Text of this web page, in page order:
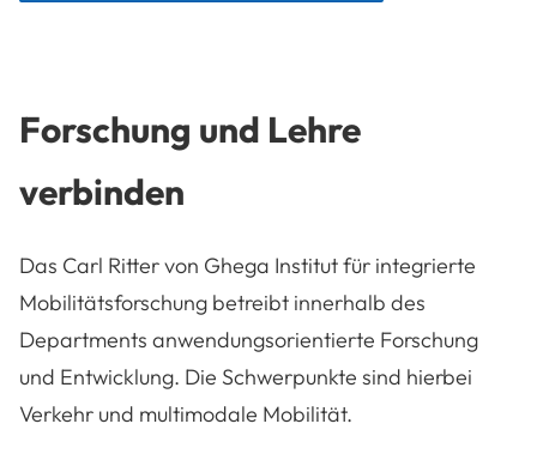
Forschung und Lehre
verbinden
Das Carl Ritter von Ghega Institut für integrierte
Mobilitätsforschung betreibt innerhalb des
Departments anwendungsorientierte Forschung
und Entwicklung. Die Schwerpunkte sind hierbei
Verkehr und multimodale Mobilität.